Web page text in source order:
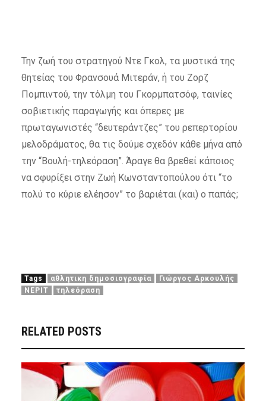
Την ζωή του στρατηγού Ντε Γκολ, τα μυστικά της
θητείας του Φρανσουά Μιτεράν, ή του Ζορζ
Πομπιντού, την τόλμη του Γκορμπατσόφ, ταινίες
σοβιετικής παραγωγής και όπερες με
πρωταγωνιστές “δευτεράντζες” του ρεπερτορίου
μελοδράματος, θα τις δούμε σχεδόν κάθε μήνα από
την “Βουλή-τηλεόραση”. Άραγε θα βρεθεί κάποιος
να σφυρίξει στην Ζωή Κωνσταντοπούλου ότι “το
πολύ το κύριε ελέησον” το βαριέται (και) ο παπάς;
Tags αθλητικη δημοσιογραφία
Γιώργος Αρκουλής
ΝΕΡΙΤ
τηλεόραση
RELATED POSTS